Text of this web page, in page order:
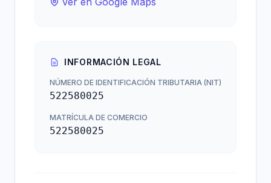
INFORMACIÓN LEGAL
NÚMERO DE IDENTIFICACIÓN TRIBUTARIA (NIT)
522580025
MATRÍCULA DE COMERCIO
522580025